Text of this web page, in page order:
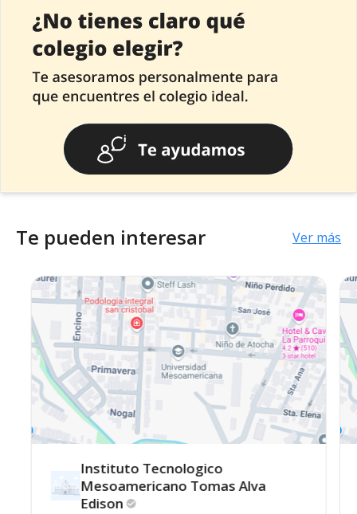
Te pueden interesar Ver más
Instituto Tecnologico
Mesoamericano Tomas Alva
Edison